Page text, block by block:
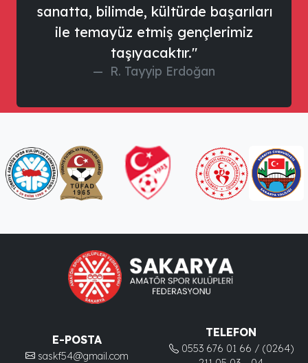
sanatta, bilimde, kültürde başarıları
ile temayüz etmiş gençlerimiz
taşıyacaktır."
R. Tayyip Erdoğan
E-POSTA
saskf54@gmail.com
TELEFON
0553 676 01 66 / (0264)